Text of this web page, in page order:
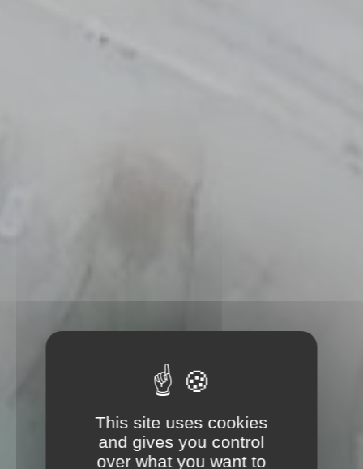
This site uses cookies
and gives you control
over what you want to